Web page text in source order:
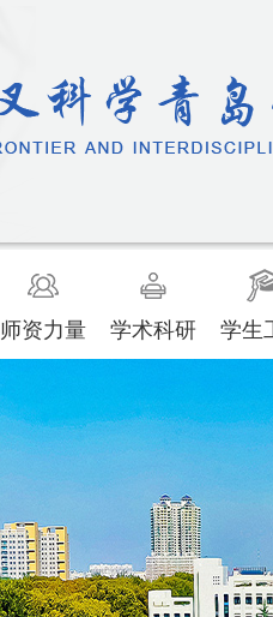
师资力量 学术科研 学生